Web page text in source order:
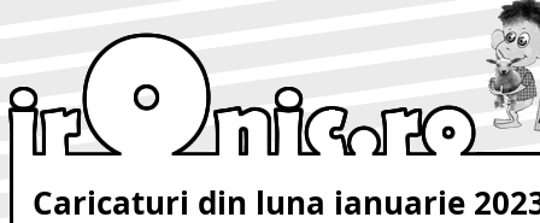
Caricaturi din luna ianuarie